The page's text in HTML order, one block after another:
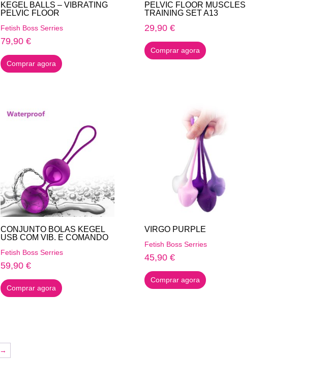
KEGEL BALLS – VIBRATING
PELVIC FLOOR
Fetish Boss Serries
79,90 €
Comprar agora
PELVIC FLOOR MUSCLES
TRAINING SET A13
29,90€
Comprar agora
CONJUNTO BOLAS KEGEL
USB COM VIB. E COMANDO
Fetish Boss Serries
59,90 €
Comprar agora
VIRGO PURPLE
Fetish Boss Serries
45,90€
Comprar agora
→